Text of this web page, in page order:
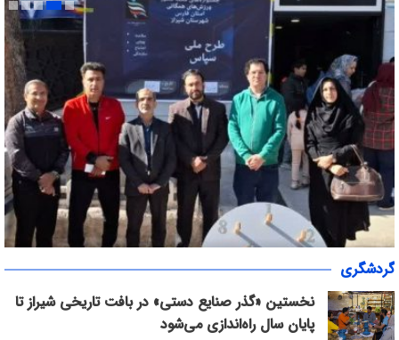
«سپاس» در میانرود شیراز طنین‌انداز شد/ هم‌افزایی ورزش، فرهنگ و
خدمات اجتماعی با حضور ۳۰۰ شهروند
گردشگری
نخستین «گذر صنایع دستی» در بافت تاریخی شیراز تا
پایان سال راه‌اندازی می‌شود